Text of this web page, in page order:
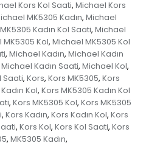
Kors Kol Saati, Michael Kors
MK5305 Kadın, Michael
Kadın Kol Saati, Michael
Kol, Michael MK5305 Kol
, Michael Kadın, Michael Kadın
Michael Kadın Saati, Michael Kol,
Saati, Kors, Kors MK5305, Kors
Kol, Kors MK5305 Kadın Kol
, Kors MK5305 Kol, Kors MK5305
, Kors Kadın, Kors Kadın Kol, Kors
, Kors Kol, Kors Kol Saati, Kors
, MK5305 Kadın,